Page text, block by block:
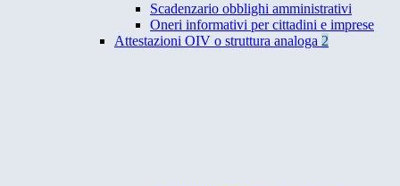
Scadenzario obblighi amministrativi
Oneri informativi per cittadini e imprese
Attestazioni OIV o struttura analoga 2